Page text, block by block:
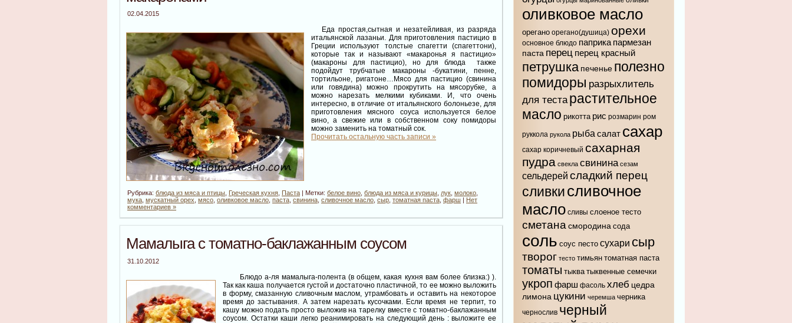
02.04.2015
Еда простая,сытная и незатейливая, из разряда
итальянской лазаньи. Для приготовления пастицио в
Греции используют толстые спагетти (спагеттони),
которые так и называют «макаронья я пастицио»
(макароны для пастицио), но для блюда также
подойдут трубчатые макароны -букатини, пенне,
тортильоне, ригатоне…Мясо для пастицио (свинина
или говядина) можно прокрутить на мясорубке, а
можно нарезать мелкими кубиками. И, что очень
интересно, в отличие от итальянского болоньезе, для
приготовления мясного соуса используется белое
вино, а свежие или в собственном соку помидоры
можно заменить на томатный сок.
Прочитать остальную часть записи »
Рубрика: блюда из мяса и птицы Греческая кухня Паста | Метки: белое вино блюда из мяса и курицы лук молоко
мука мускатный орех мясо оливковое масло паста свинина сливочное масло сыр томатная паста фарш
Нет
комментариев »
Мамалыга с томатно-баклажанным соусом
31.10.2012
Блюдо а-ля мамалыга-полента (в общем, какая кухня вам более близка:) ).
Так как каша получается густой и достаточно пластичной, то ее можно выложить
в форму, смазанную сливочным маслом, утрамбовать и оставить на некоторое
время до застывания. А затем нарезать кусочками. Если время не терпит, то
кашу можно подать просто выложив на тарелку вместе с томатно-баклажанным
соусом. Остатки каши легко реанимировать на следующий день : выложите ее
оливковое масло
орегано орегано(душица) орехи
основное блюдо паприка пармезан
паста перец перец красный
петрушка печенье полезно
помидоры разрыхлитель
для теста растительное
масло рикотта рис розмарин ром
руккола рукола рыба салат сахар
сахар коричневый сахарная
пудра свекла свинина сезам
сельдерей сладкий перец
сливки сливочное
масло сливы слоеное тесто
сметана смородина сода
соль соус песто сухари сыр
творог тесто тимьян томатная паста
томаты тыква тыквенные семечки
укроп фарш фасоль хлеб цедра
лимона цукини черемша черника
чернослив черный